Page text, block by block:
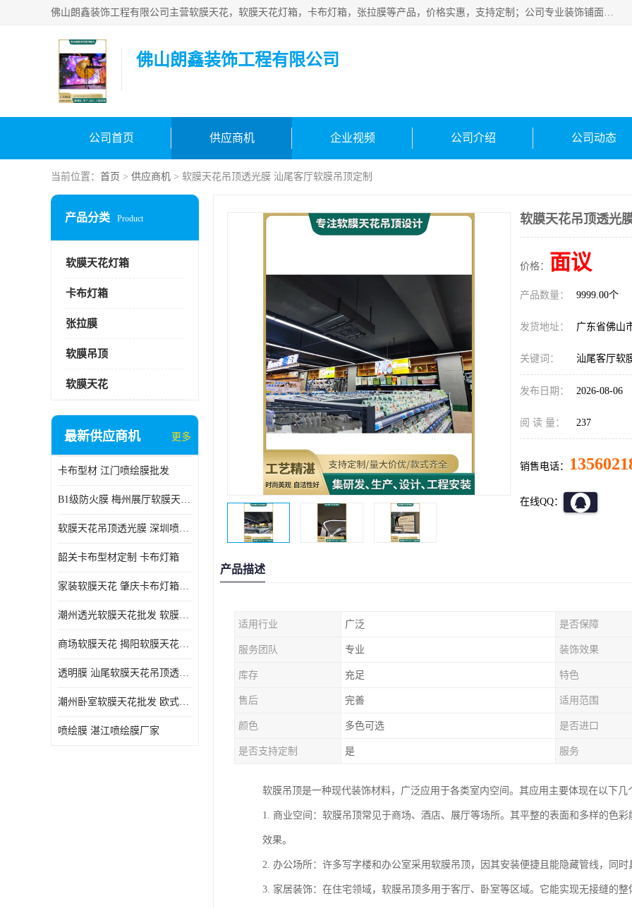
佛山朗鑫装饰工程有限公司主营软膜天花，软膜天花灯箱，卡布灯箱，张拉膜等产品，价格实惠，支持定制；公司专业装饰铺面，家居，会展特装，软膜等工程，技能精良人员，安装快、价格合理，质量保证、热诚与各方有识人士合作，欢迎新老客户来电咨询。
佛山朗鑫装饰工程有限公司
公司首页 供应商机 企业视频 公司介绍 公司动态
当前位置： 首页 > 供应商机 > 软膜天花吊顶透光膜 汕尾客厅软膜吊顶定制
产品分类 Product
软膜天花灯箱
卡布灯箱
张拉膜
软膜吊顶
软膜天花
最新供应商机 更多
卡布型材 江门喷绘膜批发
B1级防火膜 梅州展厅软膜天花批发
软膜天花吊顶透光膜 深圳喷绘膜批发
韶关卡布型材定制 卡布灯箱
家装软膜天花 肇庆卡布灯箱批发
潮州透光软膜天花批发 软膜天花
商场软膜天花 揭阳软膜天花吊顶透光膜批发
透明膜 汕尾软膜天花吊顶透光膜定制
潮州卧室软膜天花批发 欧式软膜天花
喷绘膜 湛江喷绘膜厂家
软膜天花吊顶透光
价格： 面议
产品数量： 9999.00个
发货地址： 广东省佛山
关键词： 汕尾客厅软
发布日期： 2026-08-06
阅 读 量： 237
销售电话：
在线QQ：
产品描述
适用行业 广泛 是否保障
服务团队 专业 装饰效果
库存 充足 特色
售后 完善 适用范围
颜色 多色可选 是否进口
是否支持定制 是 服务
软膜吊顶是一种现代装饰材料，广泛应用于各类室内空间。其应用主要体现在以下几
1. 商业空间：软膜吊顶常见于商场、酒店、展厅等场所。其平整的表面和多样的色
效果。
2. 办公场所：许多写字楼和办公室采用软膜吊顶，因其安装便捷且能隐藏管线，同
3. 家居装饰：在住宅领域，软膜吊顶多用于客厅、卧室等区域。它能实现无接缝的